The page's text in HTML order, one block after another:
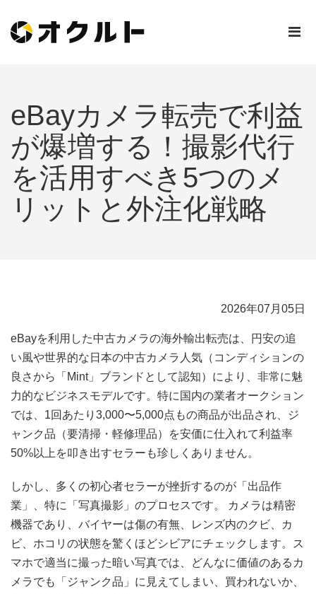
eBayカメラ転売で利益
が爆増する！撮影代行
を活用すべき5つのメ
リットと外注化戦略
2026年07月05日
eBayを利用した中古カメラの海外輸出転売は、円安の追
い風や世界的な日本の中古カメラ人気（コンディションの
良さから「Mint」ブランドとして認知）により、非常に魅
力的なビジネスモデルです。特に国内の業者オークション
では、1回あたり3,000〜5,000点もの商品が出品され、ジ
ャンク品（要清掃・軽修理品）を安価に仕入れて利益率
50%以上を叩き出すセラーも珍しくありません。
しかし、多くの初心者セラーが挫折するのが「出品作
業」、特に「写真撮影」のプロセスです。 カメラは精密
機器であり、バイヤーは傷の有無、レンズ内のクビ、カ
ビ、ホコリの状態を驚くほどシビアにチェックします。ス
マホで適当に撮った暗い写真では、どんなに価値のあるカ
メラでも「ジャンク品」に見えてしまい、買われないか、